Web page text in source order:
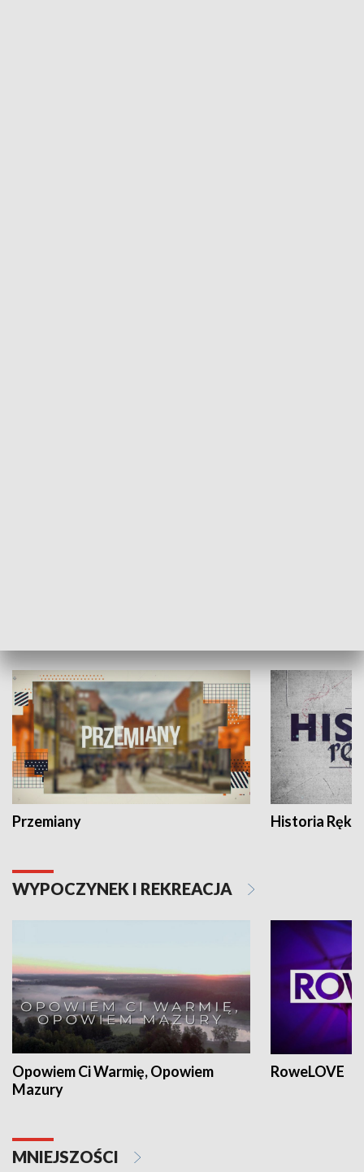
Przemiany Historia Ręką
WYPOCZYNEK I REKREACJA
Opowiem Ci Warmię, Opowiem
Mazury
RoweLOVE
MNIEJSZOŚCI